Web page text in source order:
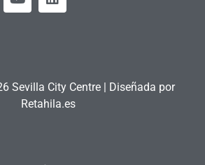
Sevilla City Centre | Diseñada por
Retahila.es